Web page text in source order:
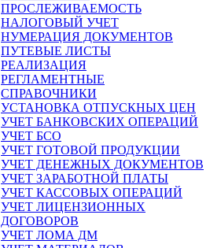
ПРОСЛЕЖИВАЕМОСТЬ
НАЛОГОВЫЙ УЧЕТ
НУМЕРАЦИЯ ДОКУМЕНТОВ
ПУТЕВЫЕ ЛИСТЫ
РЕАЛИЗАЦИЯ
РЕГЛАМЕНТНЫЕ
СПРАВОЧНИКИ
УСТАНОВКА ОТПУСКНЫХ ЦЕН
УЧЕТ БАНКОВСКИХ ОПЕРАЦИЙ
УЧЕТ БСО
УЧЕТ ГОТОВОЙ ПРОДУКЦИИ
УЧЕТ ДЕНЕЖНЫХ ДОКУМЕНТОВ
УЧЕТ ЗАРАБОТНОЙ ПЛАТЫ
УЧЕТ КАССОВЫХ ОПЕРАЦИЙ
УЧЕТ ЛИЦЕНЗИОННЫХ
ДОГОВОРОВ
УЧЕТ ЛОМА ДМ